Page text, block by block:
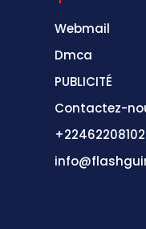
Webmail
Dmca
PUBLICITÉ
Contactez-